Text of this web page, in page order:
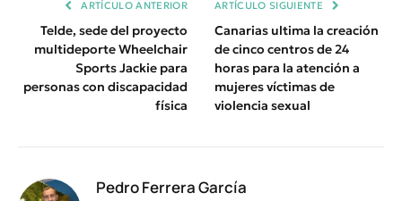
ARTÍCULO ANTERIOR
Telde, sede del proyecto
multideporte Wheelchair
Sports Jackie para
personas con discapacidad
física
ARTÍCULO SIGUIENTE
Canarias ultima la creación
de cinco centros de 24
horas para la atención a
mujeres víctimas de
violencia sexual
Pedro Ferrera García